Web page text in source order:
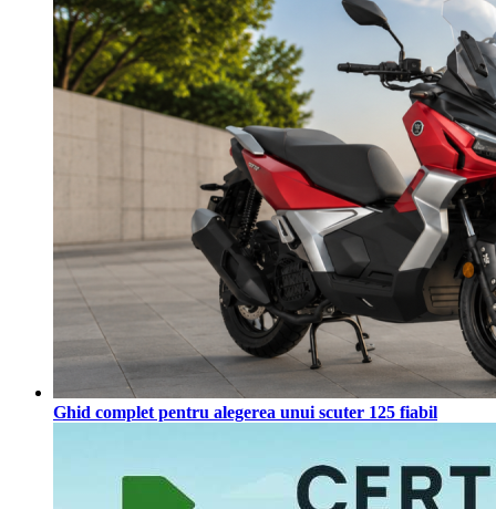
Ghid complet pentru alegerea unui scuter 125 fiabil